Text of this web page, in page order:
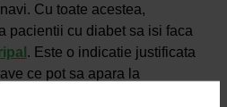
Cu toate acestea,
pacientii cu diabet sa isi faca
. Este o indicatie justificata
ce pot sa apara la